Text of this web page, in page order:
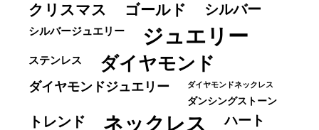
クリスマス ゴールド シルバー
シルバージュエリー ジュエリー
ステンレス ダイヤモンド
ダイヤモンドジュエリー ダイヤモンドネックレス
ダンシングストーン
トレンド ネックレス ハート